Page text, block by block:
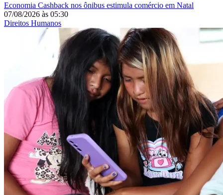
Economia Cashback nos ônibus estimula comércio em Natal
07/08/2026 às 05:30
Direitos Humanos